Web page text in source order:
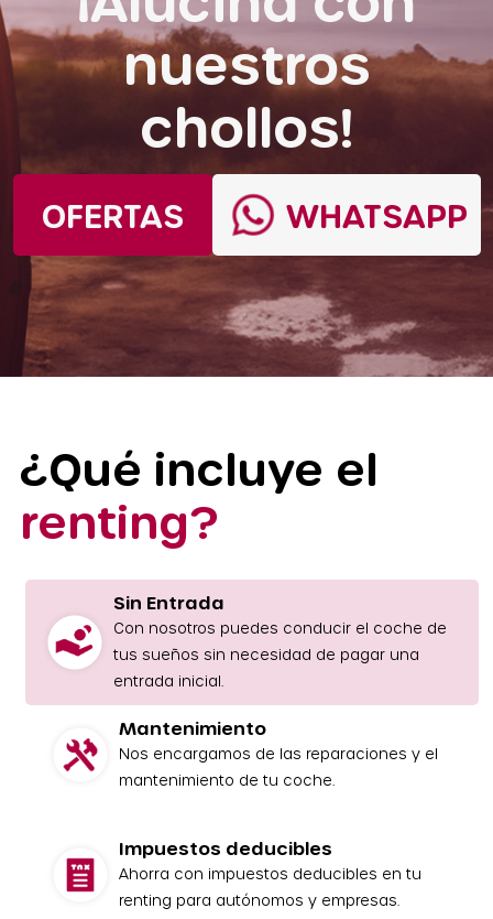
nuestros
chollos!
OFERTAS WHATSAPP
¿Qué incluye el
renting?
Sin Entrada
Con nosotros puedes conducir el coche de
tus sueños sin necesidad de pagar una
entrada inicial.
Mantenimiento
Nos encargamos de las reparaciones y el
mantenimiento de tu coche.
Impuestos deducibles
Ahorra con impuestos deducibles en tu
renting para autónomos y empresas.